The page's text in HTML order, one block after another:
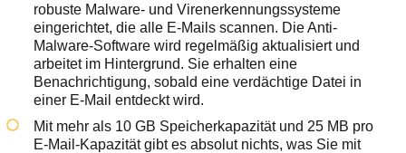
robuste Malware- und Virenerkennungssysteme
eingerichtet, die alle E-Mails scannen. Die Anti-
Malware-Software wird regelmäßig aktualisiert und
arbeitet im Hintergrund. Sie erhalten eine
Benachrichtigung, sobald eine verdächtige Datei in
einer E-Mail entdeckt wird.
Mit mehr als 10 GB Speicherkapazität und 25 MB pro
E-Mail-Kapazität gibt es absolut nichts, was Sie mit